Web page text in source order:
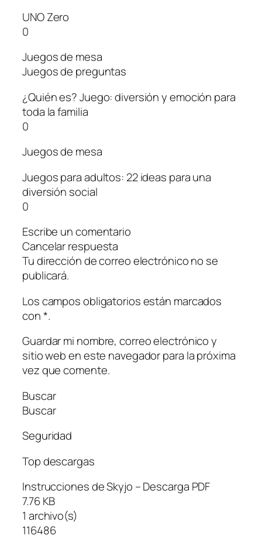
UNO Zero
0
Juegos de mesa
Juegos de preguntas
¿Quién es? Juego: diversión y emoción para
toda la familia
0
Juegos de mesa
Juegos para adultos: 22 ideas para una
diversión social
0
Escribe un comentario
Cancelar respuesta
Tu dirección de correo electrónico no se
publicará.
Los campos obligatorios están marcados
con *.
Guardar mi nombre, correo electrónico y
sitio web en este navegador para la próxima
vez que comente.
Buscar
Buscar
Seguridad
Top descargas
Instrucciones de Skyjo – Descarga PDF
7.76 KB
1 archivo(s)
116486